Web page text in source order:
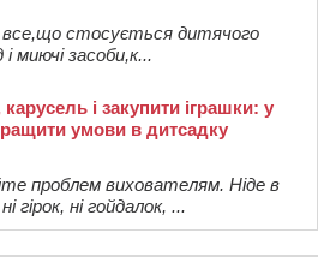
все,що стосується дитячого
миючі засоби,к...
і закупити іграшки: у
умови в дитсадку
проблем вихователям. Ніде в
гірок, ні гойдалок, ...